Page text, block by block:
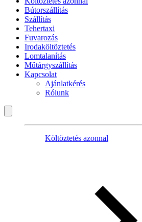
Bútorszállítás
Szállítás
Tehertaxi
Fuvarozás
Irodaköltöztetés
Lomtalanítás
Műtárgyszállítás
Kapcsolat
Ajánlatkérés
Rólunk
Költöztetés azonnal